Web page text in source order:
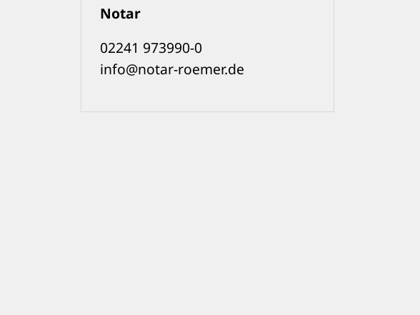
Notar
02241 973990-0
info@notar-roemer.de